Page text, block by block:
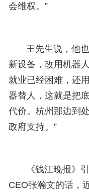
会维权。”
王先生说，他也
新设备，改用机器
就业已经困难，还
器替人，这就是把
代价。杭州那边到
政府支持。”
《钱江晚报》引
CEO张瀚文的话，